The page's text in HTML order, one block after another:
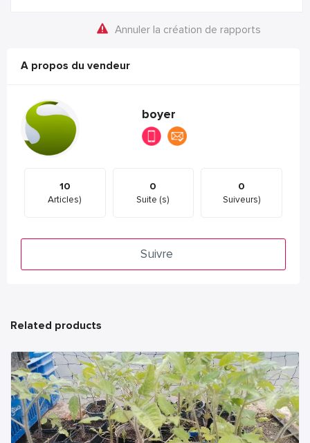
Annuler la création de rapports
A propos du vendeur
boyer
10
Articles)
0
Suite (s)
0
Suiveurs)
Suivre
Related products